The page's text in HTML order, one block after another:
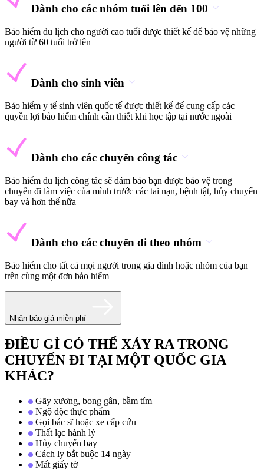
Dành cho các nhóm tuổi lên đến 100
Bảo hiểm du lịch cho người cao tuổi được thiết kế để bảo vệ những
người từ 60 tuổi trở lên
Dành cho sinh viên
Bảo hiểm y tế sinh viên quốc tế được thiết kế để cung cấp các
quyền lợi bảo hiểm chính cần thiết khi học tập tại nước ngoài
Dành cho các chuyến công tác
Bảo hiểm du lịch công tác sẽ đảm bảo bạn được bảo vệ trong
chuyến đi làm việc của mình trước các tai nạn, bệnh tật, hủy chuyến
bay và hơn thế nữa
Dành cho các chuyến đi theo nhóm
Bảo hiểm cho tất cả mọi người trong gia đình hoặc nhóm của bạn
trên cùng một đơn bảo hiểm
Nhận báo giá miễn phí
ĐIỀU GÌ CÓ THỂ XẢY RA TRONG
CHUYẾN ĐI TẠI MỘT QUỐC GIA
KHÁC?
Gãy xương, bong gân, bầm tím
Ngộ độc thực phẩm
Gọi bác sĩ hoặc xe cấp cứu
Thất lạc hành lý
Hủy chuyến bay
Cách ly bắt buộc 14 ngày
Mất giấy tờ